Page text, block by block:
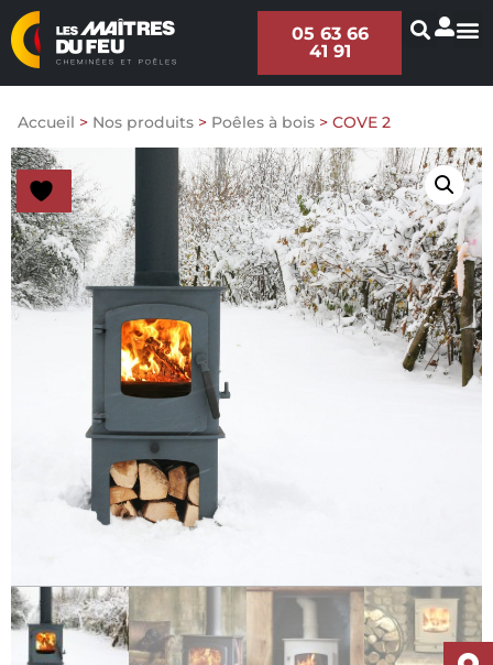
05 63 66
41 91
Accueil > Nos produits > Poêles à bois > COVE 2